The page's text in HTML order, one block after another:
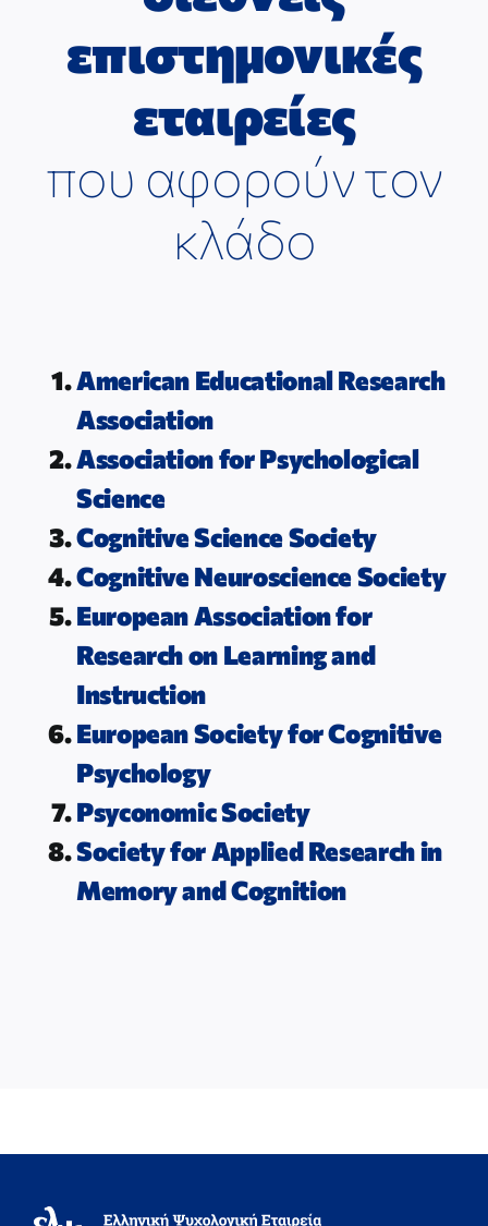
ΕΠΙΣΤΗΜΟΝΙΚΕΣ ΕΚΔΗΛΩΣΕΙΣ
επιστημονικές
εταιρείες
που αφορούν τον
κλάδο
American Educational Research
Association
Association for Psychological
Science
Cognitive Science Society
Cognitive Neuroscience Society
European Association for
Research on Learning and
Instruction
European Society for Cognitive
Psychology
Psyconomic Society
Society for Applied Research in
Memory and Cognition